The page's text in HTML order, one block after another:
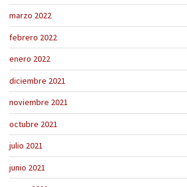
marzo 2022
febrero 2022
enero 2022
diciembre 2021
noviembre 2021
octubre 2021
julio 2021
junio 2021